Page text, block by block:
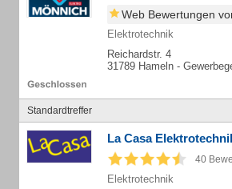
Web Bewertungen
Elektrotechnik
Reichardstr. 4
31789 Hameln -
Standardtreffer
La Casa
40
Elektrotechnik